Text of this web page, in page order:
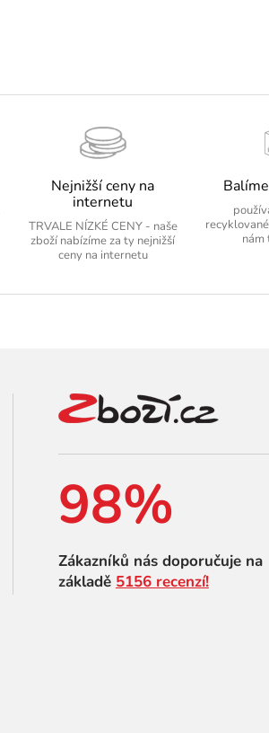
Nejnižší ceny na
internetu
TRVALE NÍZKÉ CENY - naše
zboží nabízíme za ty nejnižší
ceny na internetu
nám
98%
Zákazníků nás doporučuje na
základě 5156 recenzí!